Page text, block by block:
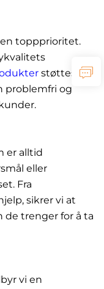
toppprioritet.
støttes av
problemfri og
er alltid
eller
Fra
sikrer vi at
de trenger for å ta
vi en